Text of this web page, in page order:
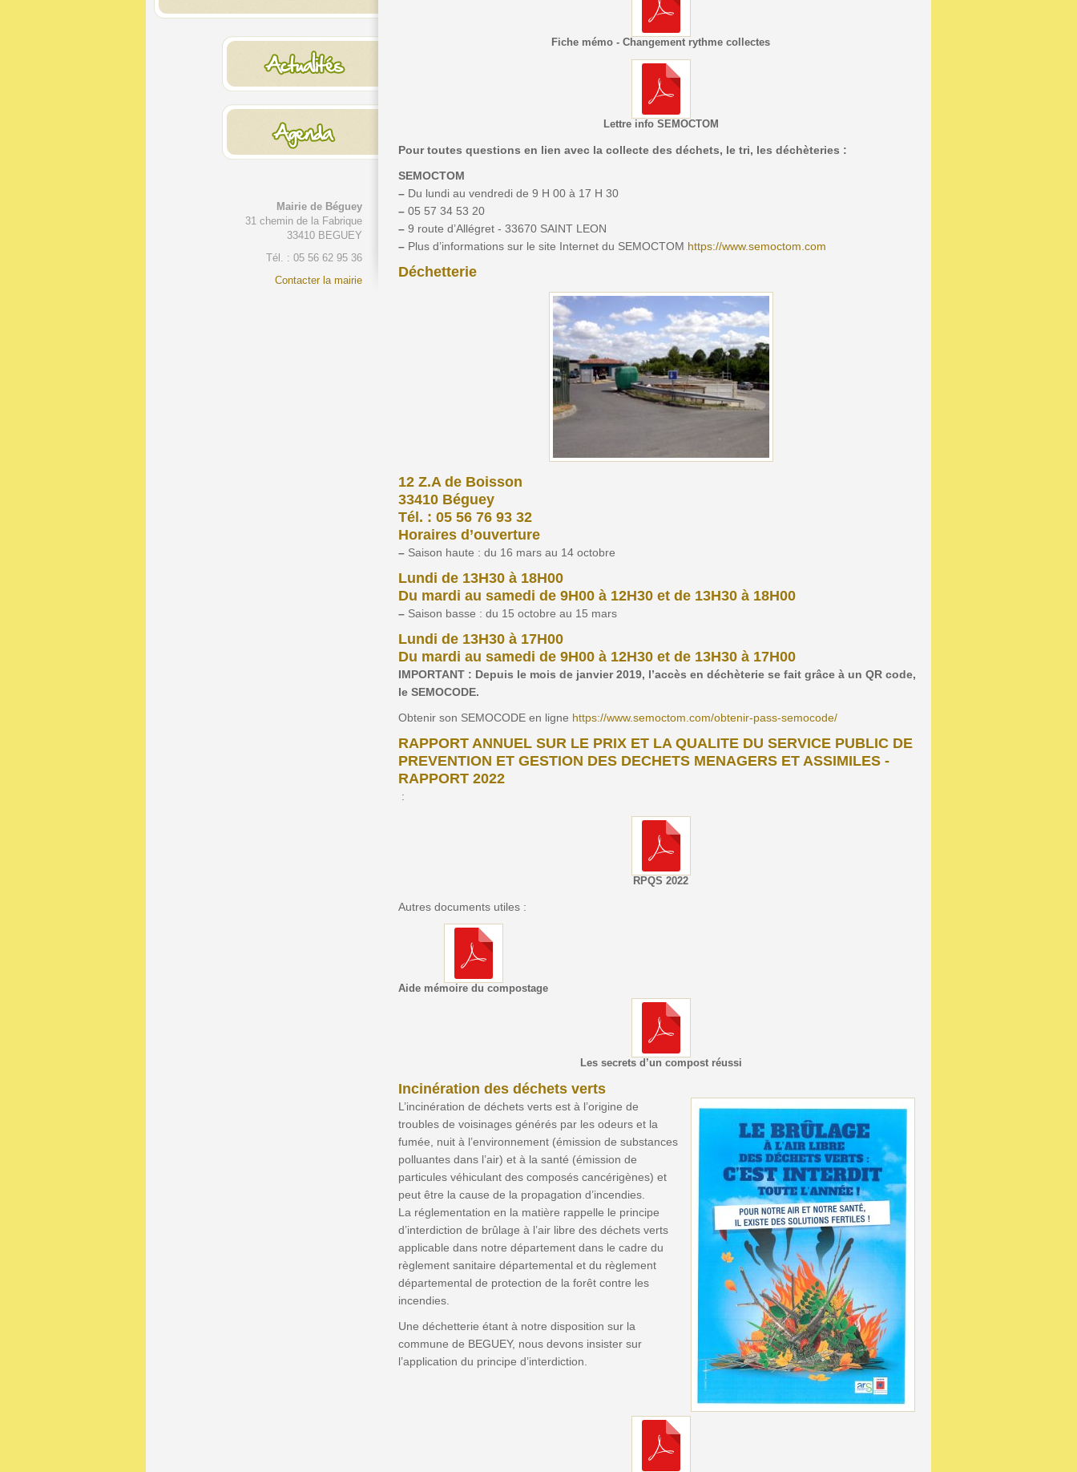
Mairie de Béguey
31 chemin de la Fabrique
33410 BEGUEY
Tél. : 05 56 62 95 36
Contacter la mairie
Fiche mémo - Changement rythme collectes
Lettre info SEMOCTOM
Pour toutes questions en lien avec la collecte des déchets, le tri, les déchèteries :
SEMOCTOM
– Du lundi au vendredi de 9 H 00 à 17 H 30
– 05 57 34 53 20
– 9 route d’Allégret - 33670 SAINT LEON
– Plus d’informations sur le site Internet du SEMOCTOM https://www.semoctom.com
Déchetterie
12 Z.A de Boisson
33410 Béguey
Tél. : 05 56 76 93 32
Horaires d’ouverture
– Saison haute : du 16 mars au 14 octobre
Lundi de 13H30 à 18H00
Du mardi au samedi de 9H00 à 12H30 et de 13H30 à 18H00
– Saison basse : du 15 octobre au 15 mars
Lundi de 13H30 à 17H00
Du mardi au samedi de 9H00 à 12H30 et de 13H30 à 17H00
IMPORTANT : Depuis le mois de janvier 2019, l’accès en déchèterie se fait grâce à un QR code,
le SEMOCODE.
Obtenir son SEMOCODE en ligne https://www.semoctom.com/obtenir-pass-semocode/
RAPPORT ANNUEL SUR LE PRIX ET LA QUALITE DU SERVICE PUBLIC DE
PREVENTION ET GESTION DES DECHETS MENAGERS ET ASSIMILES -
RAPPORT 2022
:
RPQS 2022
Autres documents utiles :
Aide mémoire du compostage
Les secrets d’un compost réussi
Incinération des déchets verts
L’incinération de déchets verts est à l’origine de
troubles de voisinages générés par les odeurs et la
fumée, nuit à l’environnement (émission de substances
polluantes dans l’air) et à la santé (émission de
particules véhiculant des composés cancérigènes) et
peut être la cause de la propagation d’incendies.
La réglementation en la matière rappelle le principe
d’interdiction de brûlage à l’air libre des déchets verts
applicable dans notre département dans le cadre du
règlement sanitaire départemental et du règlement
départemental de protection de la forêt contre les
incendies.
Une déchetterie étant à notre disposition sur la
commune de BEGUEY, nous devons insister sur
l’application du principe d’interdiction.